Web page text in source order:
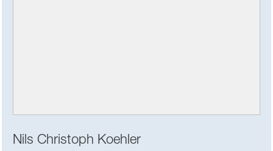
Nils Christoph Koehler